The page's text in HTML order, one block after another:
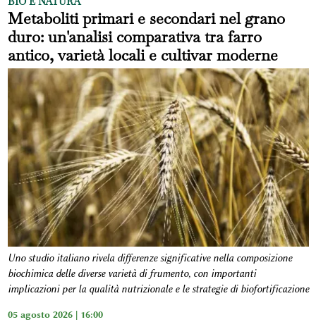
Metaboliti primari e secondari nel grano
duro: un'analisi comparativa tra farro
antico, varietà locali e cultivar moderne
Uno studio italiano rivela differenze significative nella composizione
biochimica delle diverse varietà di frumento, con importanti
implicazioni per la qualità nutrizionale e le strategie di biofortificazione
05 agosto 2026 | 16:00